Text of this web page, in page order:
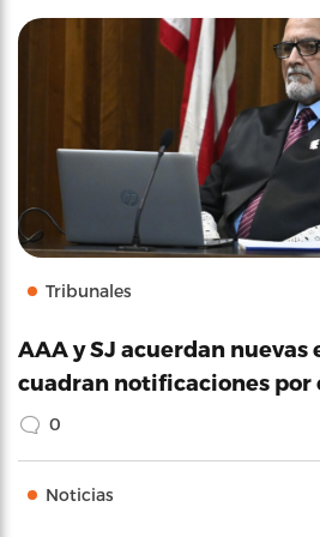
Tribunales
AAA y SJ acuerdan
cuadran notificaciones por
0
Noticias